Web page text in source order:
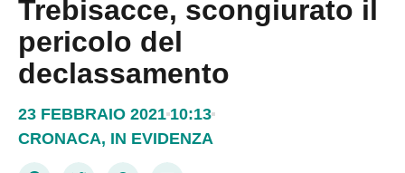
Trebisacce, scongiurato il
pericolo del
declassamento
23 FEBBRAIO 2021 10:13
CRONACA, IN EVIDENZA